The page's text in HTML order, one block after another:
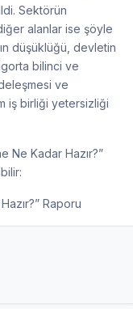
Sektörün
alanlar ise şöyle
düşüklüğü, devletin
bilinci ve
ve
iş birliği yetersizliği
Ne Kadar Hazır?”
Raporu